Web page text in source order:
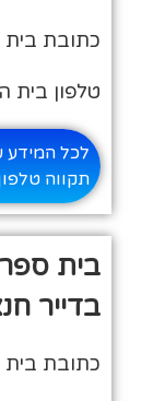
כתובת בית
טלפון בית הספר:
לכל המידע
תקווה טלפון
בית ספר
בדייר
כתובת בית